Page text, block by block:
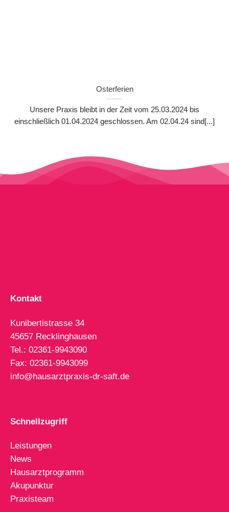
Osterferien
Unsere Praxis bleibt in der Zeit vom 25.03.2024 bis
einschließlich 01.04.2024 geschlossen. Am 02.04.24 sind[...]
Kontakt
Kunibertistrasse 34
45657 Recklinghausen
Tel.: 02361-9943090
Fax: 02361-9943099
info@hausarztpraxis-dr-saft.de
Schnellzugriff
Leistungen
News
Hausarztprogramm
Akupunktur
Praxisteam